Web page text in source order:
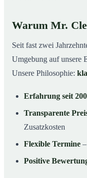
Warum Mr.
Seit fast zwei
Umgebung auf unsere
Unsere Philosophie:
Erfahrung seit
Transparente
Zusatzkosten
Flexible Termine
Positive